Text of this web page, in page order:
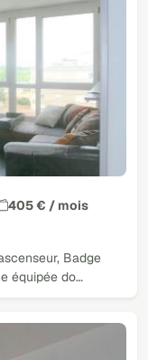
405 € / mois
Badge
équipée do…